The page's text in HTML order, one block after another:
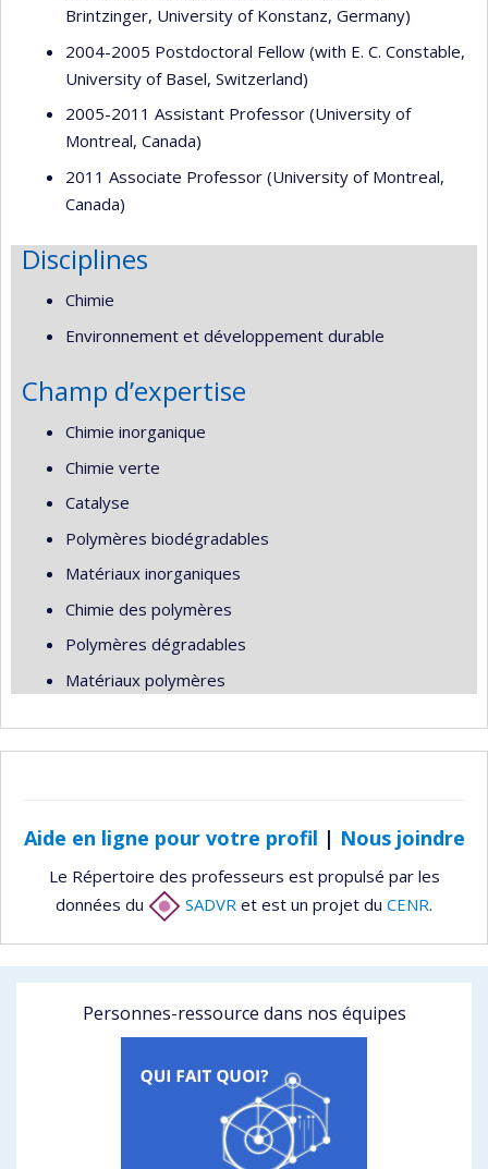
Brintzinger, University of Konstanz, Germany)
2004-2005 Postdoctoral Fellow (with E. C. Constable,
University of Basel, Switzerland)
2005-2011 Assistant Professor (University of
Montreal, Canada)
2011 Associate Professor (University of Montreal,
Canada)
Disciplines
Chimie
Environnement et développement durable
Champ d’expertise
Chimie inorganique
Chimie verte
Catalyse
Polymères biodégradables
Matériaux inorganiques
Chimie des polymères
Polymères dégradables
Matériaux polymères
Aide en ligne pour votre profil | Nous joindre
Le Répertoire des professeurs est propulsé par les
données du
SADVR et est un projet du CENR.
Personnes-ressource dans nos équipes